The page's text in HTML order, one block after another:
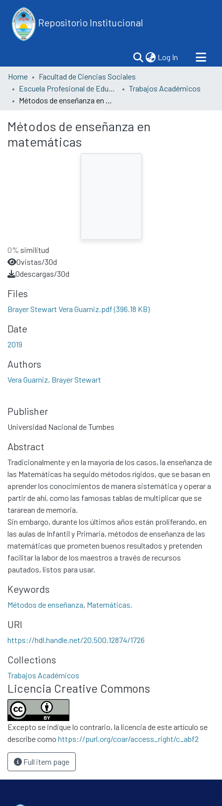
Repositorio Institucional
Log In (current)
Communities & Collections
All of DSpace
Statistics
Contacto
Políticas
Home
Facultad de Ciencias Sociales
Escuela Profesional de Educación
Trabajos Académicos
Métodos de enseñanza en matemáticas
Métodos de enseñanza en
matemáticas
0% similitud
0vistas/30d
0descargas/30d
Files
Brayer Stewart Vera Guarniz.pdf(396.18 KB)
Date
2019
Authors
Vera Guarniz, Brayer Stewart
Publisher
Universidad Nacional de Tumbes
Abstract
Tradicionalmente y en la mayoría de los casos, la enseñanza de
las Matemáticas ha seguido métodos rígidos, que se basan en
aprender los conocimientos de manera sistemática y operar a
partir de ahí, como las famosas tablas de multiplicar que se
tararean de memoria.
Sin embargo, durante los últimos años están proliferando, en
las aulas de Infantil y Primaria, métodos de enseñanza de las
matemáticas que prometen buenos resultados y pretenden
facilitar la labor de los maestros a través de recursos
pautados, listos para usar.
Keywords
Métodos de enseñanza, Matemáticas.
URI
https://hdl.handle.net/20.500.12874/1726
Collections
Trabajos Académicos
Licencia Creative Commons
Excepto se indique lo contrario, la licencia de este artículo se
describe como https://purl.org/coar/access_right/c_abf2
Full item page